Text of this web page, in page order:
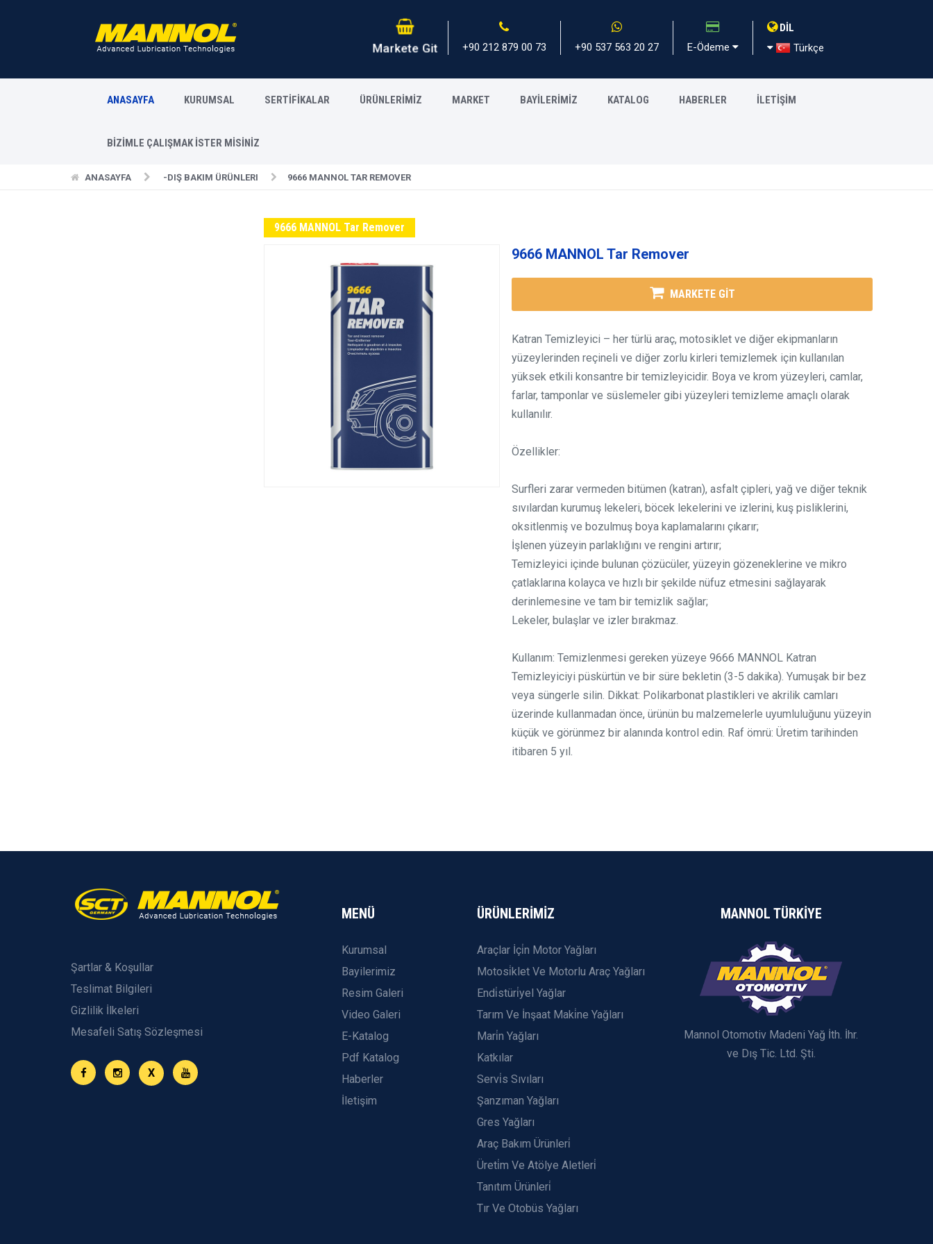
Markete Git +90 212 879 00 73 +90 537 563 20 27 E-Ödeme
DİL
Türkçe
ANASAYFA KURUMSAL SERTİFİKALAR ÜRÜNLERİMİZ MARKET BAYİLERİMİZ KATALOG HABERLER İLETİŞİM
BİZİMLE ÇALIŞMAK İSTER MİSİNİZ
ANASAYFA -DIŞ BAKIM ÜRÜNLERI 9666 MANNOL TAR REMOVER
9666 MANNOL Tar Remover
9666 MANNOL Tar Remover
MARKETE GİT
Katran Temizleyici – her türlü araç, motosiklet ve diğer ekipmanların
yüzeylerinden reçineli ve diğer zorlu kirleri temizlemek için kullanılan
yüksek etkili konsantre bir temizleyicidir. Boya ve krom yüzeyleri, camlar,
farlar, tamponlar ve süslemeler gibi yüzeyleri temizleme amaçlı olarak
kullanılır.
Özellikler:
Surfleri zarar vermeden bitümen (katran), asfalt çipleri, yağ ve diğer teknik
sıvılardan kurumuş lekeleri, böcek lekelerini ve izlerini, kuş pisliklerini,
oksitlenmiş ve bozulmuş boya kaplamalarını çıkarır;
İşlenen yüzeyin parlaklığını ve rengini artırır;
Temizleyici içinde bulunan çözücüler, yüzeyin gözeneklerine ve mikro
çatlaklarına kolayca ve hızlı bir şekilde nüfuz etmesini sağlayarak
derinlemesine ve tam bir temizlik sağlar;
Lekeler, bulaşlar ve izler bırakmaz.
Kullanım: Temizlenmesi gereken yüzeye 9666 MANNOL Katran
Temizleyiciyi püskürtün ve bir süre bekletin (3-5 dakika). Yumuşak bir bez
veya süngerle silin. Dikkat: Polikarbonat plastikleri ve akrilik camları
üzerinde kullanmadan önce, ürünün bu malzemelerle uyumluluğunu yüzeyin
küçük ve görünmez bir alanında kontrol edin. Raf ömrü: Üretim tarihinden
itibaren 5 yıl.
Şartlar & Koşullar
Teslimat Bilgileri
Gizlilik İlkeleri
Mesafeli Satış Sözleşmesi
X
MENÜ
Kurumsal
Bayilerimiz
Resim Galeri
Video Galeri
E-Katalog
Pdf Katalog
Haberler
İletişim
ÜRÜNLERİMİZ
Araçlar İçi̇n Motor Yağları
Motosi̇klet Ve Motorlu Araç Yağları
Endi̇stüri̇yel Yağlar
Tarım Ve İnşaat Maki̇ne Yağları
Mari̇n Yağları
Katkılar
Servi̇s Sıvıları
Şanzıman Yağları
Gres Yağları
Araç Bakım Ürünleri̇
Üreti̇m Ve Atölye Aletleri̇
Tanıtım Ürünleri̇
Tır Ve Otobüs Yağları
MANNOL TÜRKİYE
Mannol Otomotiv Madeni Yağ İth. İhr.
ve Dış Tic. Ltd. Şti.